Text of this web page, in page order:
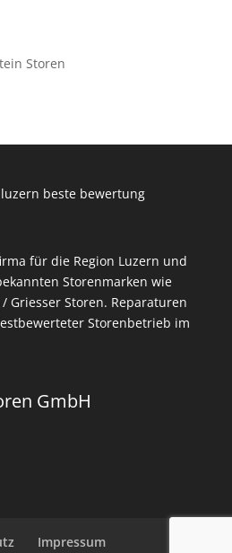
Storen
für die Region Luzern und
Storenmarken wie
Griesser Storen. Reparaturen
Storenbetrieb im
GmbH
Impressum